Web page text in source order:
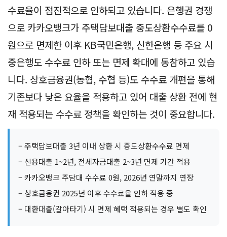
수료율이 점진적으로 인하되고 있습니다. 은행권 경쟁
으로 카카오뱅크가 주택담보대출 중도상환수수료를 0
원으로 면제한 이후 KB국민은행, 신한은행 등 주요 시
중은행도 수수료 인하 또는 면제 확대에 동참하고 있습
니다. 상호금융권(농협, 수협 등)도 수수료 개편을 통해
기존보다 낮은 요율을 적용하고 있어 대출 상환 전에 현
재 적용되는 수수료 정책을 확인하는 것이 중요합니다.
– 주택담보대출 3년 이내 상환 시 중도상환수수료 면제
– 신용대출 1~2년, 전세자금대출 2~3년 면제 기간 적용
– 카카오뱅크 주담대 수수료 0원, 2026년 연말까지 연장
– 상호금융권 2025년 이후 수수료율 인하 적용 중
– 대환대출(갈아타기) 시 면제 혜택 적용되는 경우 별도 확인